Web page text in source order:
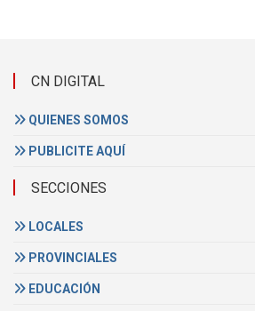
CN DIGITAL
QUIENES SOMOS
PUBLICITE AQUÍ
SECCIONES
LOCALES
PROVINCIALES
EDUCACIÓN